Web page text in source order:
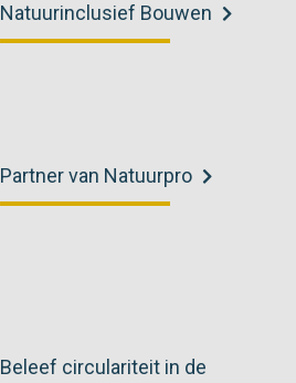
Natuurinclusief Bouwen
Partner van Natuurpro
Beleef circulariteit in de